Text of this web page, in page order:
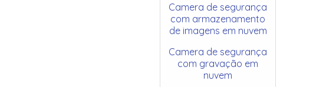
Camera de segurança
com armazenamento
de imagens em nuvem
Camera de segurança
com gravação em
nuvem